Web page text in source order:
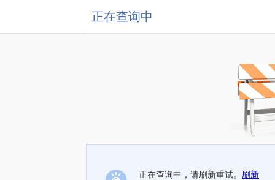
正在查询中
正在查询中，请刷新重试。 刷新